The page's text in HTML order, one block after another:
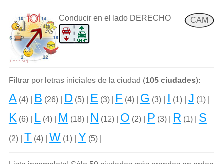
CAM
Conducir en el lado DERECHO
Filtrar por letras iniciales de la ciudad (105 ciudades):
A(4) | B (26) | D(5) | E (3) | F (4) | G (3) | I (1) | J (1) |
K (6) | L(4) | M (18) | N (12) | O (2) | P (3) | R (1) | S
(2) | T (4) | W (1) | Y (5) |